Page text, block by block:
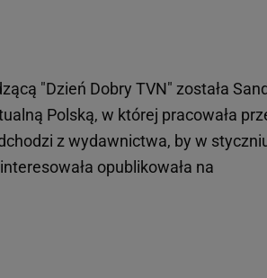
"Dzień Dobry TVN" została
Polską, w której pracowała
z wydawnictwa, by w
opublikowała na